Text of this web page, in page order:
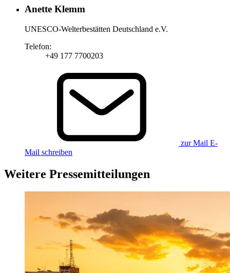
Anette Klemm
UNESCO-Welterbestätten Deutschland e.V.
Telefon:
+49 177 7700203
zur Mail E-
Mail schreiben
Weitere Pressemitteilungen